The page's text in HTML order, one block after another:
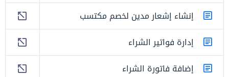
إنشاء إشعار مدين لخصم مكتسب
إدارة فواتير الشراء
إضافة فاتورة الشراء